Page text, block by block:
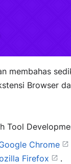
membahas
Browser
Tool
Chrome
Firefox
.